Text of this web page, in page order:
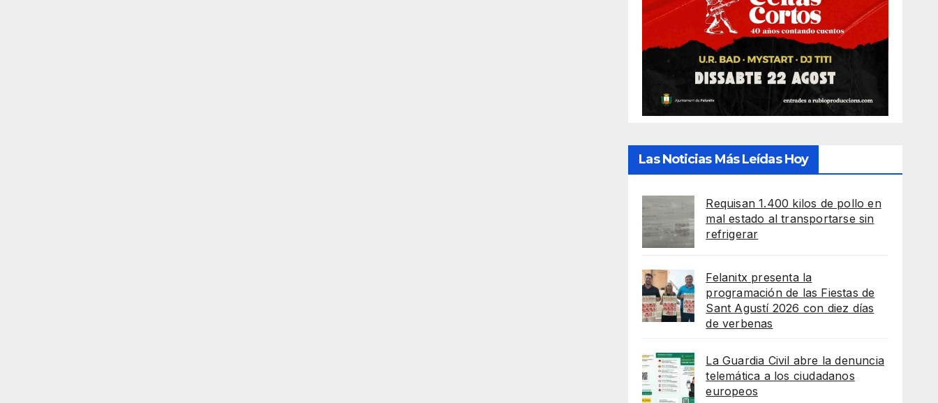
Las Noticias Más Leídas Hoy
Requisan 1.400 kilos de pollo en
mal estado al transportarse sin
refrigerar
Felanitx presenta la
programación de las Fiestas de
Sant Agustí 2026 con diez días
de verbenas
La Guardia Civil abre la denuncia
telemática a los ciudadanos
europeos